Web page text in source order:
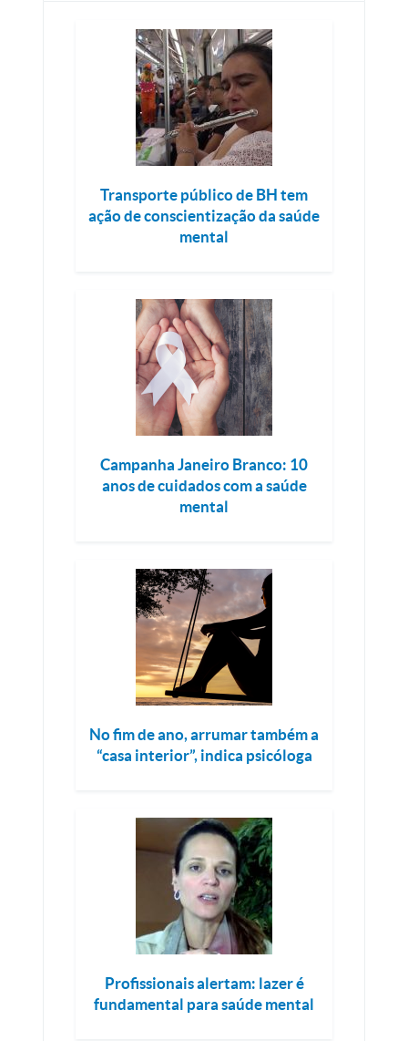
Transporte público de BH tem
ação de conscientização da saúde
mental
Campanha Janeiro Branco: 10
anos de cuidados com a saúde
mental
No fim de ano, arrumar também a
“casa interior”, indica psicóloga
Profissionais alertam: lazer é
fundamental para saúde mental